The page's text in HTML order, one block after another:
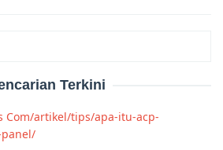
Terkini
Com/artikel/tips/apa-itu-acp-